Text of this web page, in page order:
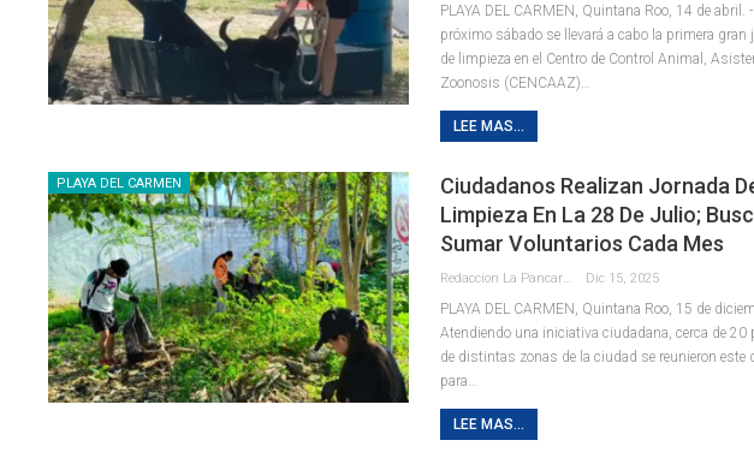
PLAYA DEL CARMEN, Quintana Roo, 14 de abril. -
próximo sábado se llevará a cabo la primera gran
de limpieza en el Centro de Control Animal,
Zoonosis (CENCAAZ)
LEE MAS...
PLAYA DEL CARMEN
Ciudadanos Realizan Jornada
Limpieza En La 28 De Julio;
Sumar Voluntarios Cada Mes
Dic 15, 2025
PLAYA DEL CARMEN, Quintana Roo, 15 de
Atendiendo una iniciativa ciudadana, cerca de 20
de distintas zonas de la ciudad se reunieron este
para
LEE MAS...